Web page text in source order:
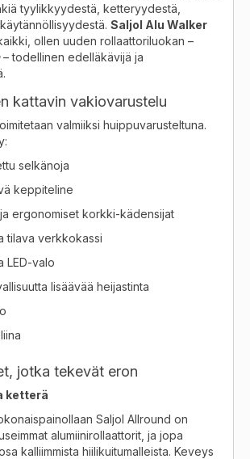
tyylikkyydestä, ketteryydestä,
Saljol Alu Walker
ollen uuden rollaattoriluokan –
– todellinen edelläkävijä ja
kattavin vakiovarustelu
valmiiksi huippuvarusteltuna.
selkänoja
keppiteline
ergonomiset korkki-kädensijat
tilava verkkokassi
LED-valo
lisäävää heijastinta
jotka tekevät eron
ketterä
Saljol Allround on
alumiinirollaattorit, ja jopa
kalliimmista hiilikuitumalleista. Keveys